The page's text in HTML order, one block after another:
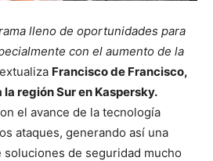
lleno de oportunidades para
con el aumento de la
Francisco de Francisco,
la región Sur en Kaspersky.
el avance de la tecnología
ataques, generando así una
de seguridad mucho